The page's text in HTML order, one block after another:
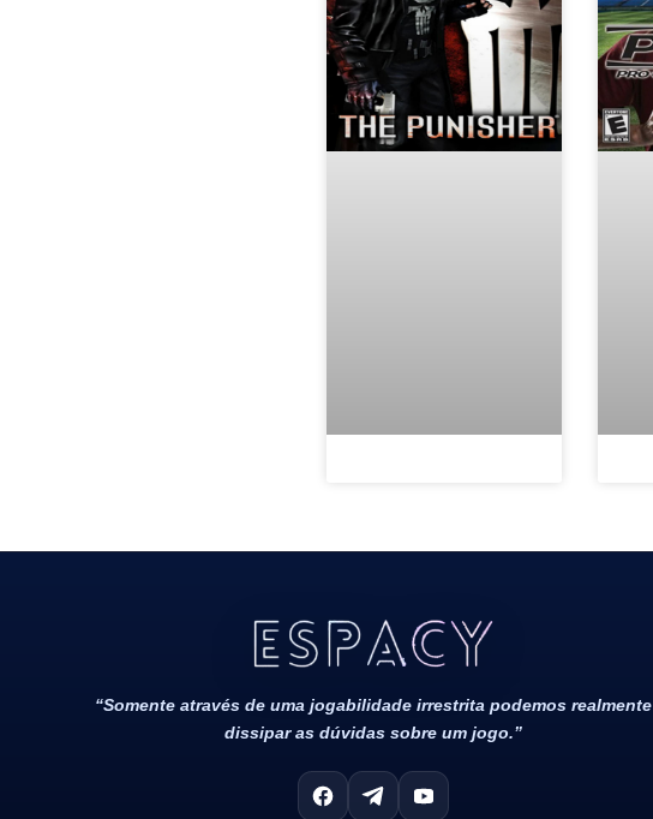
Todos Os Direitos Reservados 2022/2023​
“Somente através de uma jogabilidade irrestrita podemos realmente
dissipar as dúvidas sobre um jogo.”